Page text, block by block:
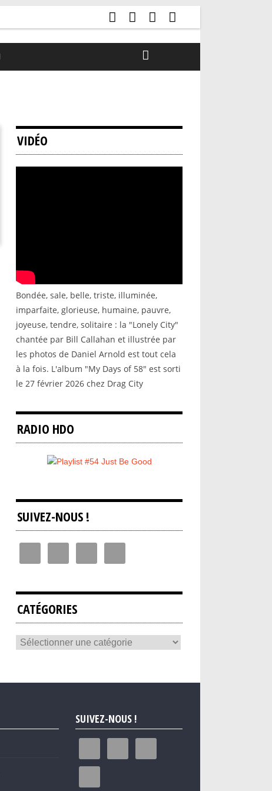
VIDÉO
Bondée, sale, belle, triste, illuminée,
imparfaite, glorieuse, humaine, pauvre,
joyeuse, tendre, solitaire : la "Lonely City"
chantée par Bill Callahan et illustrée par
les photos de Daniel Arnold est tout cela
à la fois. L'album "My Days of 58" est sorti
le 27 février 2026 chez Drag City
RADIO HDO
SUIVEZ-NOUS !
CATÉGORIES
SUIVEZ-NOUS !